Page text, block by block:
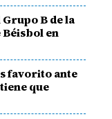
B de la
en
favorito ante
que